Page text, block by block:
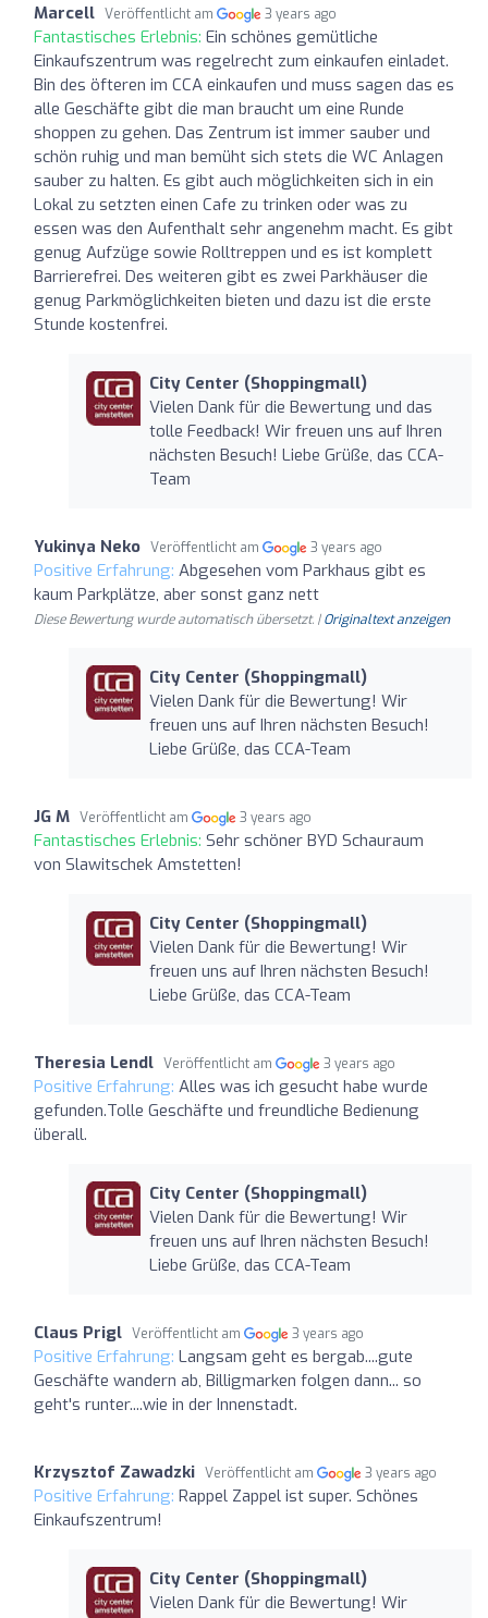
Marcell Veröffentlicht am 3 years ago
Fantastisches Erlebnis: Ein schönes gemütliche
Einkaufszentrum was regelrecht zum einkaufen einladet.
Bin des öfteren im CCA einkaufen und muss sagen das es
alle Geschäfte gibt die man braucht um eine Runde
shoppen zu gehen. Das Zentrum ist immer sauber und
schön ruhig und man bemüht sich stets die WC Anlagen
sauber zu halten. Es gibt auch möglichkeiten sich in ein
Lokal zu setzten einen Cafe zu trinken oder was zu
essen was den Aufenthalt sehr angenehm macht. Es gibt
genug Aufzüge sowie Rolltreppen und es ist komplett
Barrierefrei. Des weiteren gibt es zwei Parkhäuser die
genug Parkmöglichkeiten bieten und dazu ist die erste
Stunde kostenfrei.
City Center (Shoppingmall)
Vielen Dank für die Bewertung und das
tolle Feedback! Wir freuen uns auf Ihren
nächsten Besuch! Liebe Grüße, das CCA-
Team
Yukinya Neko Veröffentlicht am 3 years ago
Positive Erfahrung: Abgesehen vom Parkhaus gibt es
kaum Parkplätze, aber sonst ganz nett
Diese Bewertung wurde automatisch übersetzt. |Originaltext anzeigen
City Center (Shoppingmall)
Vielen Dank für die Bewertung! Wir
freuen uns auf Ihren nächsten Besuch!
Liebe Grüße, das CCA-Team
JG M Veröffentlicht am 3 years ago
Fantastisches Erlebnis: Sehr schöner BYD Schauraum
von Slawitschek Amstetten!
City Center (Shoppingmall)
Vielen Dank für die Bewertung! Wir
freuen uns auf Ihren nächsten Besuch!
Liebe Grüße, das CCA-Team
Theresia Lendl Veröffentlicht am 3 years ago
Positive Erfahrung: Alles was ich gesucht habe wurde
gefunden.Tolle Geschäfte und freundliche Bedienung
überall.
City Center (Shoppingmall)
Vielen Dank für die Bewertung! Wir
freuen uns auf Ihren nächsten Besuch!
Liebe Grüße, das CCA-Team
Claus Prigl Veröffentlicht am 3 years ago
Positive Erfahrung: Langsam geht es bergab....gute
Geschäfte wandern ab, Billigmarken folgen dann... so
geht's runter....wie in der Innenstadt.
Krzysztof Zawadzki Veröffentlicht am 3 years ago
Positive Erfahrung: Rappel Zappel ist super. Schönes
Einkaufszentrum!
City Center (Shoppingmall)
Vielen Dank für die Bewertung! Wir